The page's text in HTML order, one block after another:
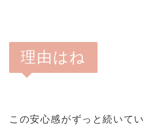
理由はね
この安心感がずっと続いて